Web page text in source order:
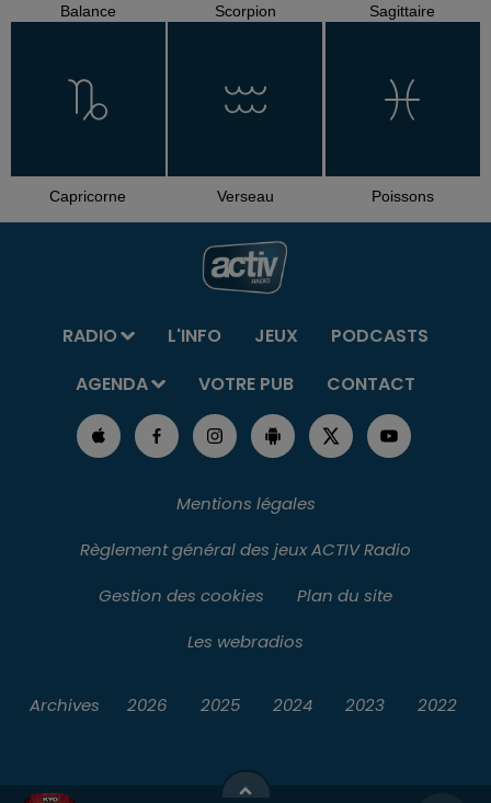
Balance Scorpion Sagittaire
Capricorne Verseau Poissons
RADIO L'INFO JEUX
PODCASTS
AGENDA
VOTRE PUB CONTACT
Mentions légales
Règlement général des jeux ACTIV Radio
Gestion des cookies
Plan du site
Les webradios
Archives 2026 2025 2024 2023 2022